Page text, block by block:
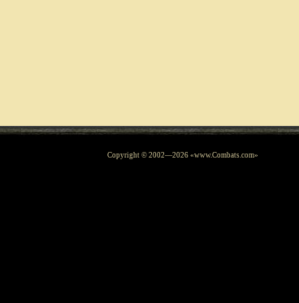
Copyright © 2002—2026«www.Combats.com»